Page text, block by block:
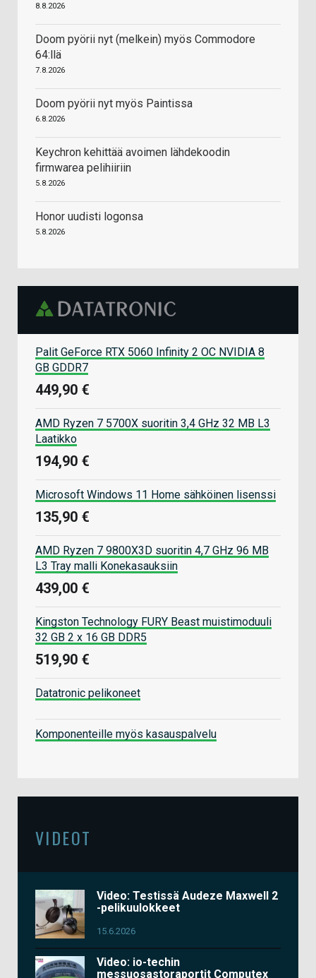
8.8.2026
Doom pyörii nyt (melkein) myös Commodore
64:llä
7.8.2026
Doom pyörii nyt myös Paintissa
6.8.2026
Keychron kehittää avoimen lähdekoodin
firmwarea pelihiiriin
5.8.2026
Honor uudisti logonsa
5.8.2026
Palit GeForce RTX 5060 Infinity 2 OC NVIDIA 8
GB GDDR7
449,90 €
AMD Ryzen 7 5700X suoritin 3,4 GHz 32 MB L3
Laatikko
194,90 €
Microsoft Windows 11 Home sähköinen lisenssi
135,90 €
AMD Ryzen 7 9800X3D suoritin 4,7 GHz 96 MB
L3 Tray malli Konekasauksiin
439,00 €
Kingston Technology FURY Beast muistimoduuli
32 GB 2 x 16 GB DDR5
519,90 €
Datatronic pelikoneet
Komponenteille myös kasauspalvelu
VIDEOT
Video: Testissä Audeze Maxwell 2
-pelikuulokkeet
15.6.2026
Video: io-techin
messuosastoraportit Computex